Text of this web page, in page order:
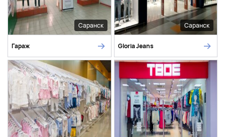
Саранск
Гараж
Саранск
Gloria Jeans